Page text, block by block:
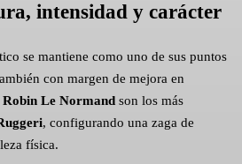
intensidad y carácter
se mantiene como uno de sus puntos
con margen de mejora en
Robin Le Normand son los más
, configurando una zaga de
física.